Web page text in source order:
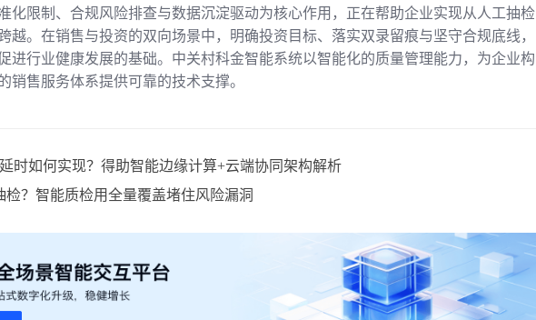
化限制、合规风险排查与数据沉淀驱动为核心作用，正在帮助企业实现从人工抽检
越。在销售与投资的双向场景中，明确投资目标、落实双录留痕与坚守合规底线，
进行业健康发展的基础。中关村科金智能系统以智能化的质量管理能力，为企业构
销售服务体系提供可靠的技术支撑。
时如何实现？得助智能边缘计算+云端协同架构解析
检？智能质检用全量覆盖堵住风险漏洞